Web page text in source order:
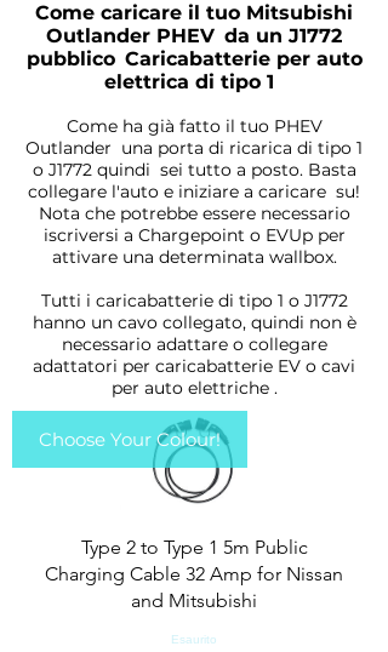
Come caricare il tuo Mitsubishi
Outlander PHEV da un J1772
pubblico Caricabatterie per auto
elettrica di tipo 1
Come ha già fatto il tuo PHEV
Outlander una porta di ricarica di tipo 1
o J1772 quindi sei tutto a posto. Basta
collegare l'auto e iniziare a caricare su!
Nota che potrebbe essere necessario
iscriversi a Chargepoint o EVUp per
attivare una determinata wallbox.
Tutti i caricabatterie di tipo 1 o J1772
hanno un cavo collegato, quindi non è
necessario adattare o collegare
adattatori per caricabatterie EV o cavi
per auto elettriche.
Choose Your Colour!
Type 2 to Type 1 5m Public
Charging Cable 32 Amp for Nissan
and Mitsubishi
Esaurito